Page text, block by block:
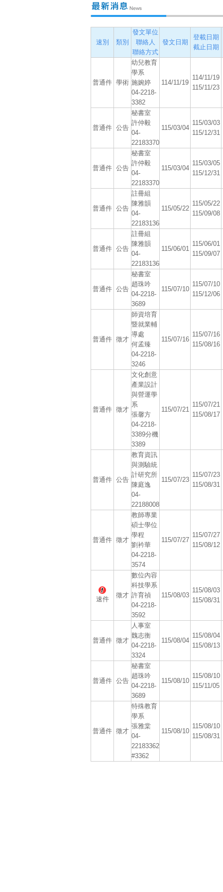
速別 類別
發文單位
聯絡人
聯絡方式
發文日期
登載日期
截止日期
普通件 學術
幼兒教育
學系
施婉婷
04-2218-
3382
114/11/19
114/11/19
115/11/23
普通件 公告
秘書室
許仲毅
04-
22183370
115/03/04
115/03/03
115/12/31
普通件 公告
秘書室
許仲毅
04-
22183370
115/03/04
115/03/05
115/12/31
普通件 公告
註冊組
陳雅韻
04-
22183136
115/05/22
115/05/22
115/09/08
普通件 公告
註冊組
陳雅韻
04-
22183136
115/06/01
115/06/01
115/09/07
普通件 公告
秘書室
趙珠吟
04-2218-
3689
115/07/10
115/07/10
115/12/06
普通件 徵才
師資培育
暨就業輔
導處
何孟臻
04-2218-
3246
115/07/16
115/07/16
115/08/16
普通件 徵才
文化創意
產業設計
與營運學
系
張馨方
04-2218-
3389分機
3389
115/07/21
115/07/21
115/08/17
普通件 公告
教育資訊
與測驗統
計研究所
陳庭逸
04-
22188008
115/07/23
115/07/23
115/08/31
普通件 徵才
教師專業
碩士學位
學程
劉衿華
04-2218-
3574
115/07/27
115/07/27
115/08/12
速件
徵才
數位內容
科技學系
許育禎
04-2218-
3592
115/08/03
115/08/03
115/08/31
普通件 徵才
人事室
魏志衡
04-2218-
3324
115/08/04
115/08/04
115/08/13
普通件 公告
秘書室
趙珠吟
04-2218-
3689
115/08/10
115/08/10
115/11/05
普通件 徵才
特殊教育
學系
張雅棠
04-
22183362
#3362
115/08/10
115/08/10
115/08/31